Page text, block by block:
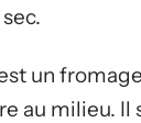
un
au milieu. Il